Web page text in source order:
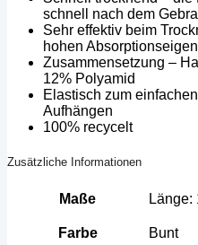
schnell nach dem
Sehr effektiv beim
hohen
Zusammensetzung –
12% Polyamid
Elastisch zum
Aufhängen
100% recycelt
Zusätzliche Informationen
Maße Länge:
Farbe Bunt